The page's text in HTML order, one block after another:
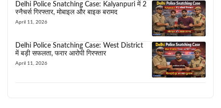
Delhi Police Snatching Case: Kalyanpuri में 2
स्नैचर्स गिरफ्तार, मोबाइल और बाइक बरामद
April 11, 2026
Delhi Police Snatching Case: West District
में बड़ी सफलता, फरार आरोपी गिरफ्तार
April 11, 2026